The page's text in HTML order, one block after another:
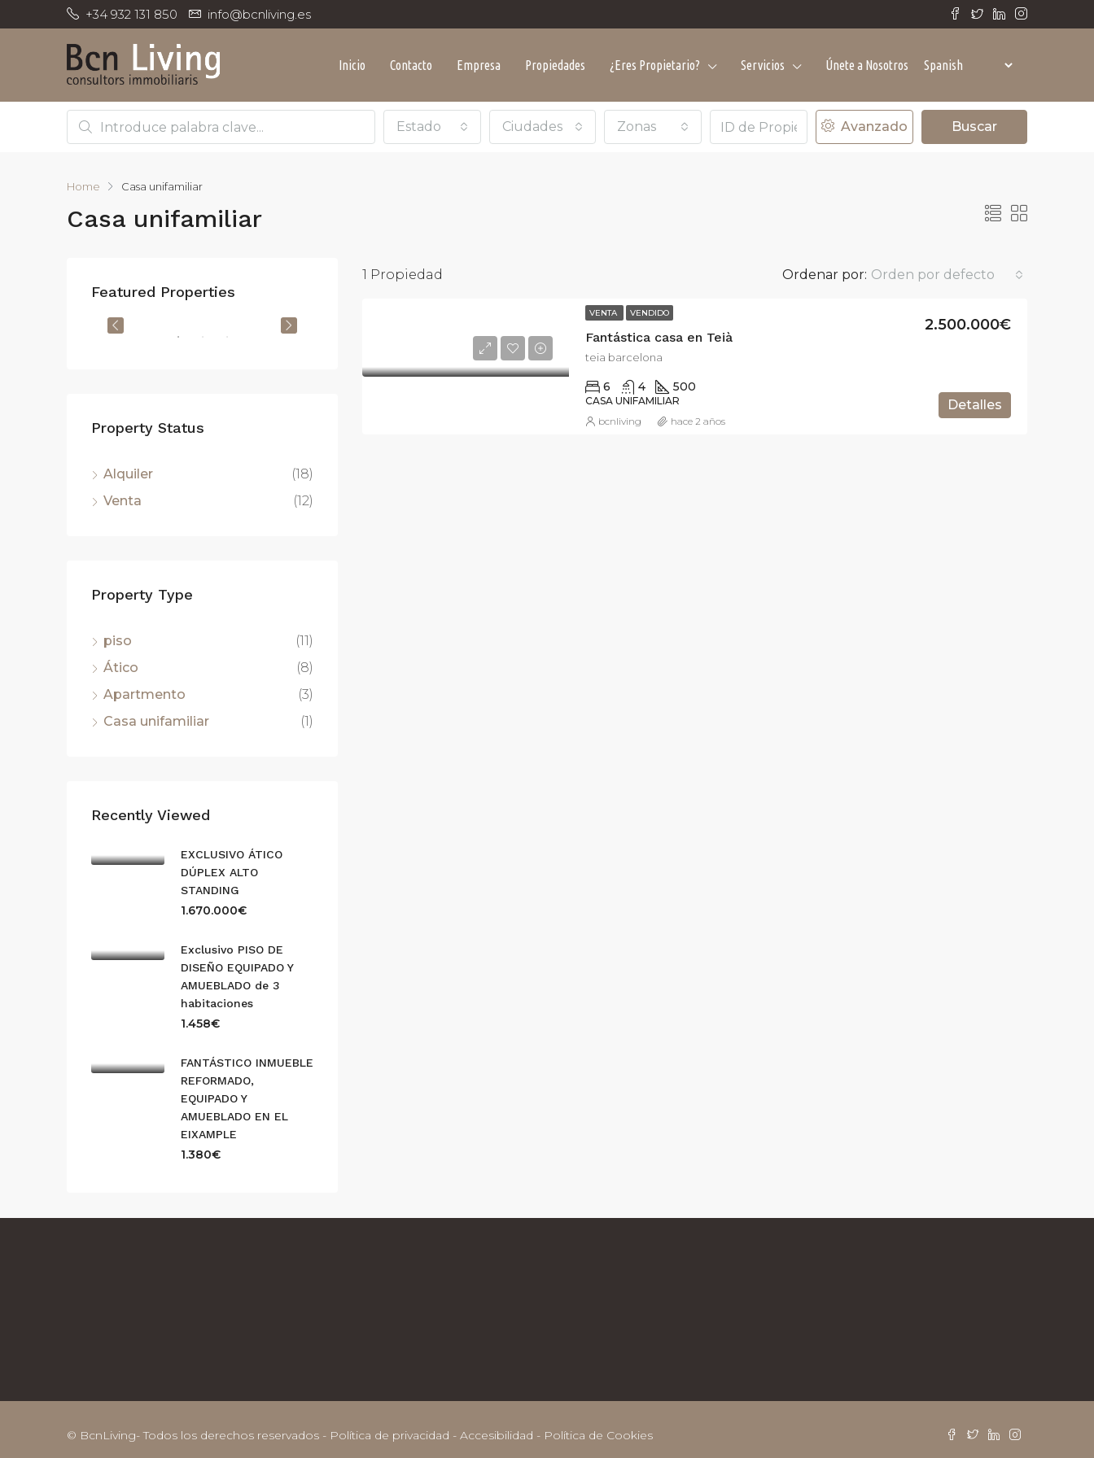
+34 932 131 850 info@bcnliving.es
Inicio Contacto Empresa Propiedades ¿Eres Propietario? Servicios Únete a Nosotros
Estado Ciudades Zonas Avanzado Buscar
Home Casa unifamiliar
Casa unifamiliar
1 Propiedad Ordenar por: Orden por defecto
VENTA VENDIDO
Fantástica casa en Teià
2.500.000€
teia barcelona
6 4 500
CASA UNIFAMILIAR Detalles
bcnliving hace 2 años
Featured Properties
950.000€
VENTA ALQUILER
DESTACADO
Property Status
Alquiler
(18)
Venta
(12)
Property Type
piso
(11)
Ático
(8)
Apartmento
(3)
Casa unifamiliar
(1)
Recently Viewed
EXCLUSIVO ÁTICO
DÚPLEX ALTO
STANDING
1.670.000€
Exclusivo PISO DE
DISEÑO EQUIPADO Y
AMUEBLADO de 3
habitaciones
1.458€
FANTÁSTICO INMUEBLE
REFORMADO,
EQUIPADO Y
AMUEBLADO EN EL
EIXAMPLE
1.380€
© BcnLiving- Todos los derechos reservados - Política de privacidad - Accesibilidad - Política de Cookies